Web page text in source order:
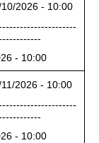
10/2026 - 10:00
- 10:00
2026 - 10:00
- 10:00